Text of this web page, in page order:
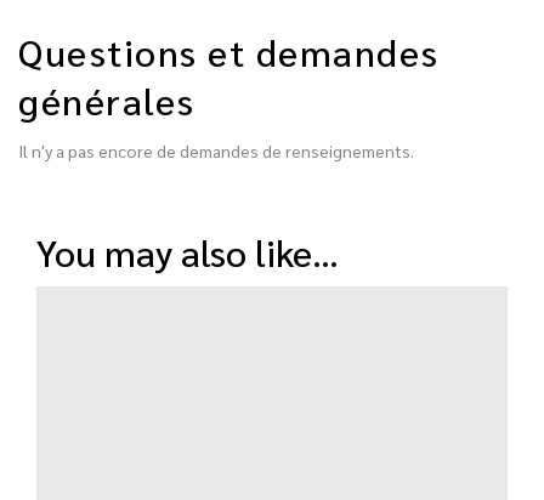
Questions et demandes
générales
Il n'y a pas encore de demandes de renseignements.
you may also like…